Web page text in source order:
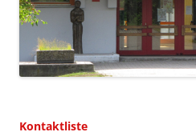
Kontaktliste